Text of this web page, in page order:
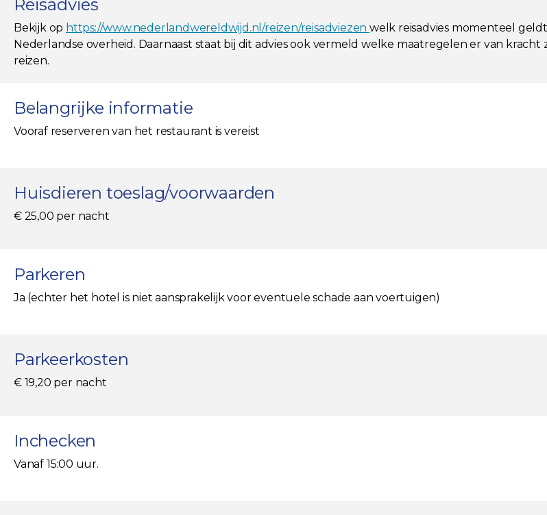
Reisadvies
Bekijk op https://www.nederlandwereldwijd.nl/reizen/reisadviezen welk reisadvies momenteel
Nederlandse overheid. Daarnaast staat bij dit advies ook vermeld welke maatregelen er van
reizen.
Belangrijke informatie
Vooraf reserveren van het restaurant is vereist
Huisdieren toeslag/voorwaarden
€ 25,00 per nacht
Parkeren
Ja (echter het hotel is niet aansprakelijk voor eventuele schade aan voertuigen)
Parkeerkosten
€ 19,20 per nacht
Inchecken
Vanaf 15:00 uur.